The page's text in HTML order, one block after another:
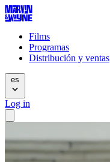
Films
Programas
Distribución y ventas
es
Log in